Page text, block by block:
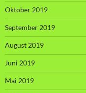
Oktober 2019
September 2019
August 2019
Juni 2019
Mai 2019